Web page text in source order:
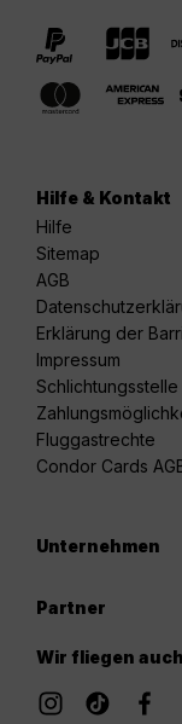
Hilfe & Kontakt
Hilfe
Sitemap
AGB
Erklärung der
Impressum
Schlichtungsstelle
Fluggastrechte
Condor Cards
Unternehmen
Partner
Wir fliegen